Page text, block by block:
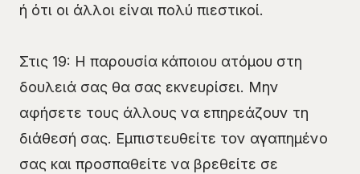
ή ότι οι άλλοι είναι πολύ πιεστικοί.
Στις 19: Η παρουσία κάποιου ατόμου στη
δουλειά σας θα σας εκνευρίσει. Μην
αφήσετε τους άλλους να επηρεάζουν τη
διάθεσή σας. Εμπιστευθείτε τον αγαπημένο
σας και προσπαθείτε να βρεθείτε σε